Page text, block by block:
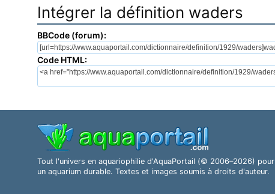
Intégrer la définition waders
BBCode (forum):
Code HTML:
Tout l'univers en aquariophilie d'AquaPortail (© 2006–2026) pour
un aquarium durable. Textes et images soumis à droits d'auteur.